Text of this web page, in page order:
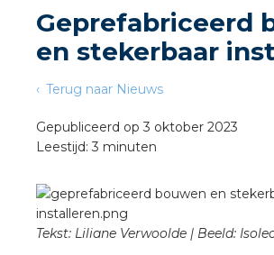
Geprefabriceerd
en stekerbaar
Terug naar Nieuws
Gepubliceerd op 3 oktober 2023
Leestijd: 3 minuten
Tekst: Liliane Verwoolde | Beeld: